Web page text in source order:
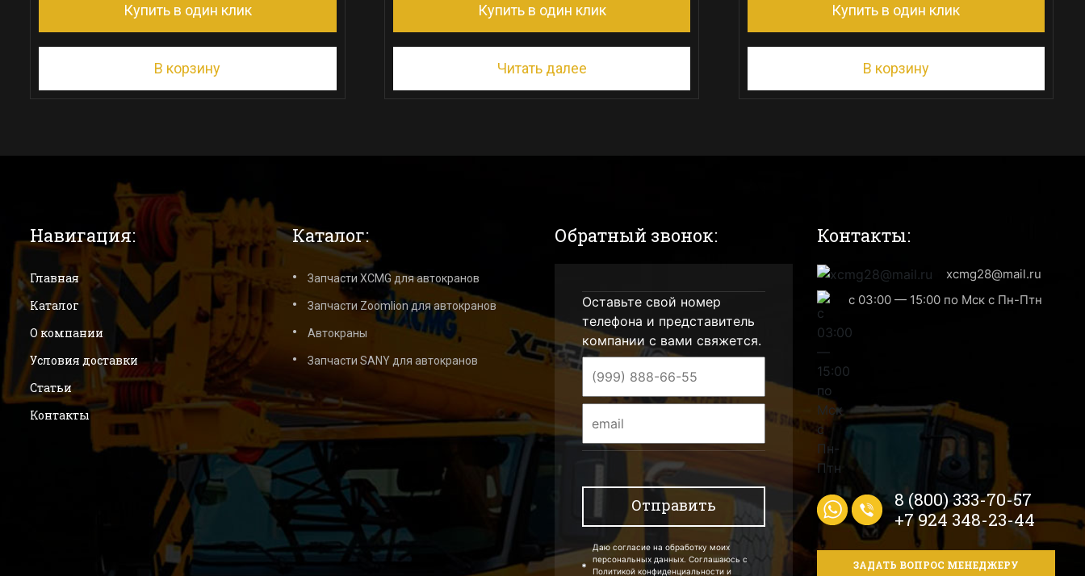
Купить в один клик
В корзину
Купить в один клик
Читать далее
Купить в один клик
В корзину
Навигация:
Главная
Каталог
О компании
Условия доставки
Статьи
Контакты
Каталог:
Запчасти XCMG для автокранов
Запчасти Zoomlion для автокранов
Автокраны
Запчасти SANY для автокранов
Обратный звонок:
Оставьте свой номер
телефона и представитель
компании с вами свяжется.
Даю согласие на обработку моих
персональных данных. Соглашаюсь с
Политикой конфиденциальности и
Контакты:
xcmg28@mail.ru
с 03:00 — 15:00 по Мск с Пн-Птн
8 (800) 333-70-57
+7 924 348-23-44
ЗАДАТЬ ВОПРОС МЕНЕДЖЕРУ